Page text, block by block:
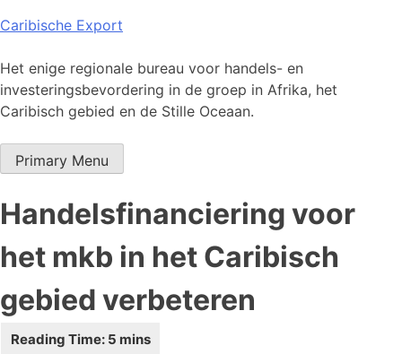
Skip
content
Caribische Export
Het enige regionale bureau voor handels- en
investeringsbevordering in de groep in Afrika, het
Caribisch gebied en de Stille Oceaan.
Primary Menu
Handelsfinanciering voor
het mkb in het Caribisch
gebied verbeteren